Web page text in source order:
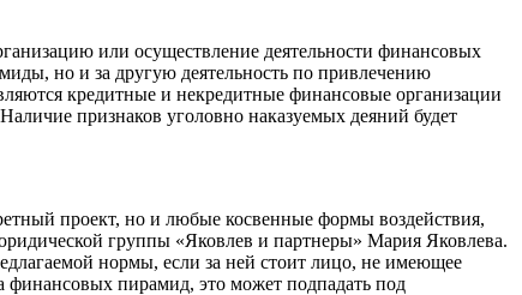
или осуществление деятельности финансовых
но и за другую деятельность по привлечению
кредитные и некредитные финансовые организации
признаков уголовно наказуемых деяний будет
проект, но и любые косвенные формы воздействия,
группы «Яковлев и партнеры» Мария Яковлева.
нормы, если за ней стоит лицо, не имеющее
финансовых пирамид, это может подпадать под